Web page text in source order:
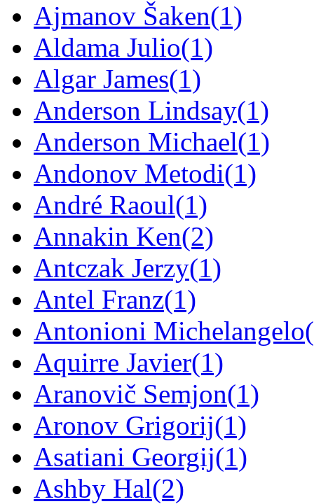
Ajmanov Šaken(1)
Aldama Julio(1)
Algar James(1)
Anderson Lindsay(1)
Anderson Michael(1)
Andonov Metodi(1)
André Raoul(1)
Annakin Ken(2)
Antczak Jerzy(1)
Antel Franz(1)
Antonioni Michelangelo
Aquirre Javier(1)
Aranovič Semjon(1)
Aronov Grigorij(1)
Asatiani Georgij(1)
Ashby Hal(2)